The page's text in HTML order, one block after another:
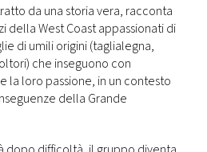
da una storia vera, racconta
della West Coast appassionati di
di umili origini (taglialegna,
che inseguono con
la loro passione, in un contesto
della Grande